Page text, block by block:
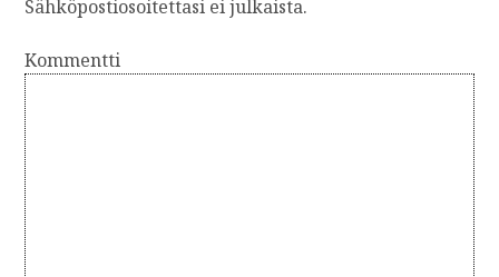
i
k
k
e
l
i
e
n
Sähköpostiosoitettasi ei julkaista.
Kommentti